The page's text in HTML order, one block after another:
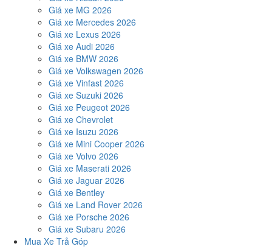
Giá xe MG 2026
Giá xe Mercedes 2026
Giá xe Lexus 2026
Giá xe Audi 2026
Giá xe BMW 2026
Giá xe Volkswagen 2026
Giá xe Vinfast 2026
Giá xe Suzuki 2026
Giá xe Peugeot 2026
Giá xe Chevrolet
Giá xe Isuzu 2026
Giá xe Mini Cooper 2026
Giá xe Volvo 2026
Giá xe Maserati 2026
Giá xe Jaguar 2026
Giá xe Bentley
Giá xe Land Rover 2026
Giá xe Porsche 2026
Giá xe Subaru 2026
Mua Xe Trả Góp